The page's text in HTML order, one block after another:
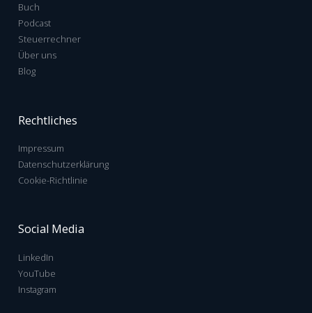
Buch
Podcast
Steuerrechner
Über uns
Blog
Rechtliches
Impressum
Datenschutzerklärung
Cookie-Richtlinie
Social Media
LinkedIn
YouTube
Instagram